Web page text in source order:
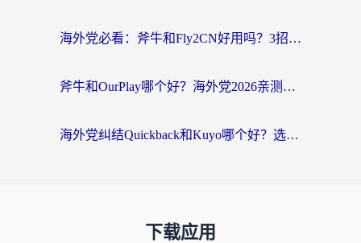
海外党必看：斧牛和Fly2CN好用吗？3招教你选对回国加速器（附免费试用攻略）
斧牛和OurPlay哪个好？海外党2026亲测：选对加速器，国内资源秒加载
海外党纠结Quickback和Kuyo哪个好？选对回国加速器才能无缝刷国内资源
下载应用